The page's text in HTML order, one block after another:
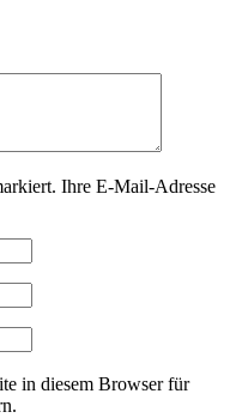
Ihre E-Mail-Adresse
in diesem Browser für